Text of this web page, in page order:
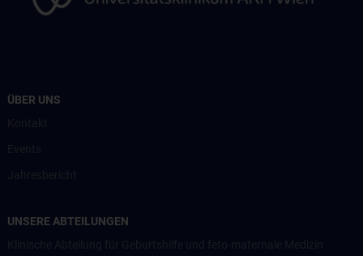
ÜBER UNS
UNSERE ABTEILUNGEN